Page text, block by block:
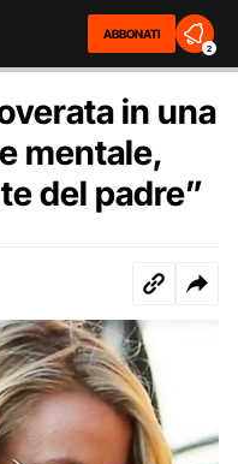
ABBONATI
2
in una
mentale,
del padre”